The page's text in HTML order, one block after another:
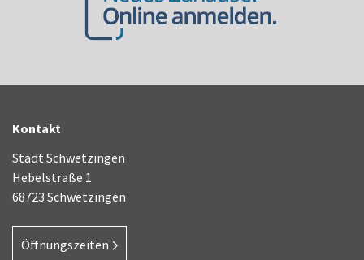
Kontakt
Stadt Schwetzingen
Hebelstraße 1
68723 Schwetzingen
Öffnungszeiten